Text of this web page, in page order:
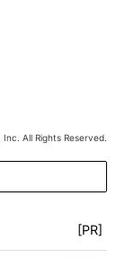
All Rights Reserved.
[PR]